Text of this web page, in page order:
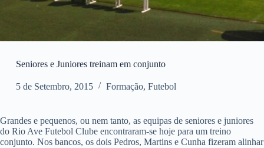
Seniores e Juniores treinam em conjunto
5 de Setembro, 2015 Formação, Futebol
Grandes e pequenos, ou nem tanto, as equipas de seniores e juniores
do Rio Ave Futebol Clube encontraram-se hoje para um treino
conjunto. Nos bancos, os dois Pedros, Martins e Cunha fizeram alinhar